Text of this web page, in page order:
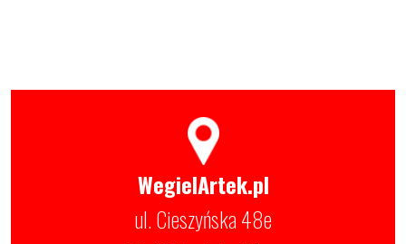
WegielArtek.pl
ul. Cieszyńska 48e